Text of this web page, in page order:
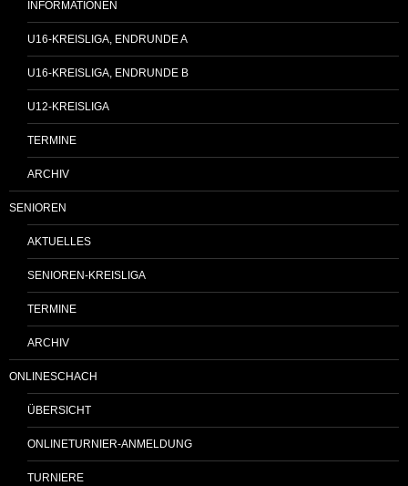
INFORMATIONEN
U16-KREISLIGA, ENDRUNDE A
U16-KREISLIGA, ENDRUNDE B
U12-KREISLIGA
TERMINE
ARCHIV
SENIOREN
AKTUELLES
SENIOREN-KREISLIGA
TERMINE
ARCHIV
ONLINESCHACH
ÜBERSICHT
ONLINETURNIER-ANMELDUNG
TURNIERE